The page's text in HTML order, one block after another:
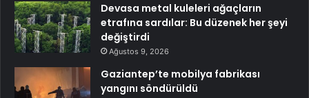
Devasa metal kuleleri ağaçların
etrafına sardılar: Bu düzenek her şeyi
değiştirdi
Ağustos 9, 2026
Gaziantep’te mobilya fabrikası
yangını söndürüldü